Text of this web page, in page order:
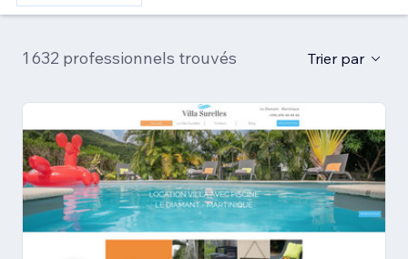
1 632 professionnels trouvés Trier par